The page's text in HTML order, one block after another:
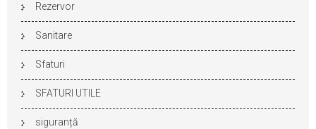
Rezervor
Sanitare
Sfaturi
SFATURI UTILE
siguranță